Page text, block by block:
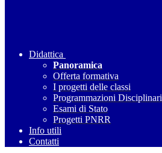
Didattica
Panoramica
Offerta formativa
I progetti delle classi
Programmazioni Disciplinari
Esami di Stato
Progetti PNRR
Info utili
Contatti